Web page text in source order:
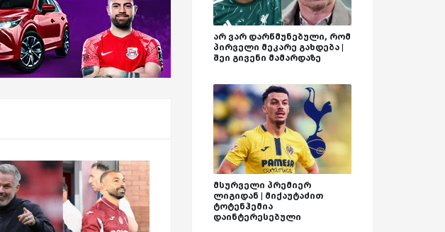
არ ვარ დარწმუნებული, რომ
პირველი მეკარე გახდება |
შეი გივენი მამარდაზე
მსურველი პრემიერ
ლიგიდან | მიქაუტაძით
ტოტენჰემია
დაინტერესებული